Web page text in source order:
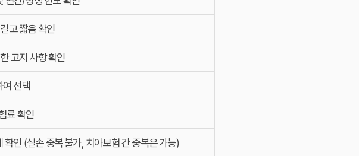
고 짧음 확인
고지 사항 확인
선택
료 확인
인 (실손 중복 불가, 치아보험 간 중복은 가능)